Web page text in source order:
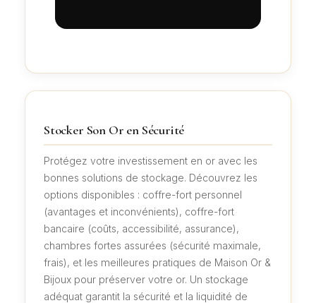
Stocker Son Or en Sécurité
Protégez votre investissement en or avec les
bonnes solutions de stockage. Découvrez les
options disponibles : coffre-fort personnel
(avantages et inconvénients), coffre-fort
bancaire (coûts, accessibilité, assurance),
chambres fortes assurées (sécurité maximale,
frais), et les meilleures pratiques de Maison Or &
Bijoux pour préserver votre or. Un stockage
adéquat garantit la sécurité et la liquidité de